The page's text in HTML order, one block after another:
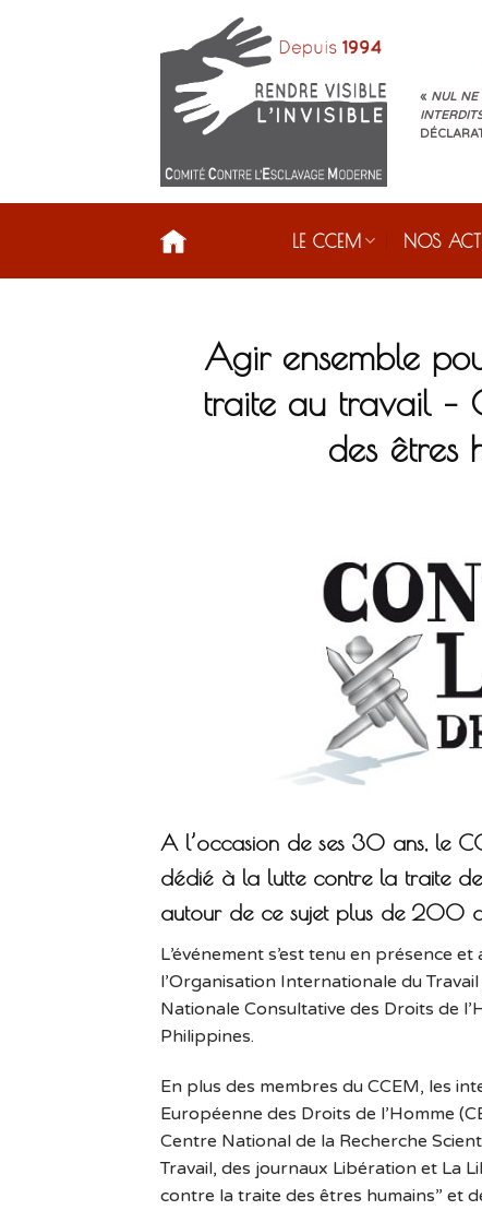
« NUL NE
LE CCEM NOS
Agir ensemble
traite au travail –
des
A l’occasion de ses 30 ans, le
dédié à la lutte contre la traite
autour de ce sujet plus de 200
L’événement s’est tenu en présence
l’Organisation Internationale du
Nationale Consultative des Droits de
Philippines.
En plus des membres du CCEM, les
Européenne des Droits de l’Homme
Centre National de la Recherche
Travail, des journaux Libération et La
contre la traite des êtres humains” et